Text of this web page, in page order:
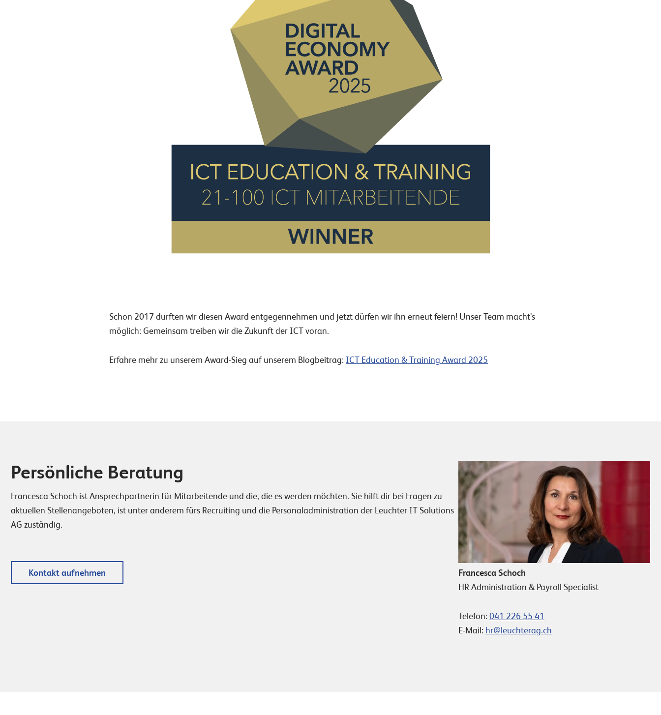
Schon 2017 durften wir diesen Award entgegennehmen und jetzt dürfen wir ihn erneut feiern! Unser Team macht’s
möglich: Gemeinsam treiben wir die Zukunft der ICT voran.
Erfahre mehr zu unserem Award-Sieg auf unserem Blogbeitrag: ICT Education & Training Award 2025
Persönliche Beratung
Francesca Schoch ist Ansprechpartnerin für Mitarbeitende und die, die es werden möchten. Sie hilft dir bei Fragen zu
aktuellen Stellenangeboten, ist unter anderem fürs Recruiting und die Personaladministration der Leuchter IT Solutions
AG zuständig.
Kontakt aufnehmen
Francesca Schoch
HR Administration & Payroll Specialist
Telefon: 041 226 55 41
E-Mail: hr@leuchterag.ch